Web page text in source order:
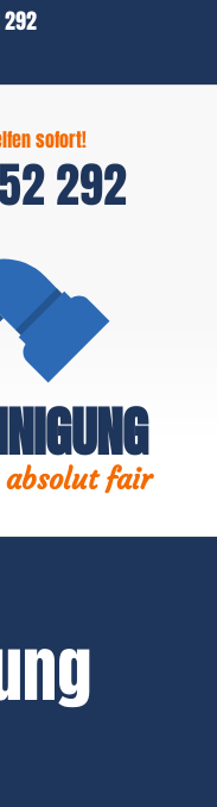
sofort!
292
absolut fair